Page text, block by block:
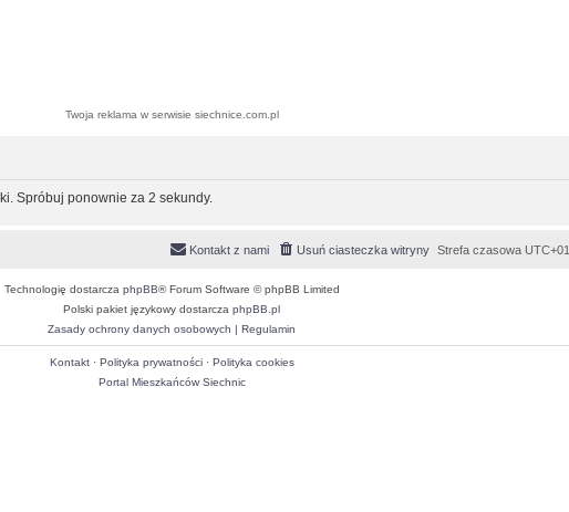
Twoja reklama w serwisie siechnice.com.pl
Spróbuj ponownie za 2 sekundy.
Strefa czasowa
Usuń ciasteczka witryny
Kontakt z nami
Technologię dostarcza phpBB® Forum Software © phpBB Limited
Polski pakiet językowy dostarcza phpBB.pl
Zasady ochrony danych osobowych | Regulamin
Kontakt· Polityka prywatności· Polityka cookies
Portal Mieszkańców Siechnic